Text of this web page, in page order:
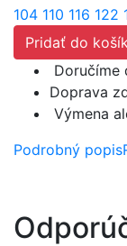
104 110 116 122
Pridať do
Doručíme
Doprava
Výmena
Podrobný popis